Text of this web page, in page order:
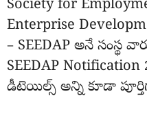
Society for
Enterprise
– SEEDAP అనే సంస్థ
SEEDAP
డీటెయిల్స్ అన్ని కూడా